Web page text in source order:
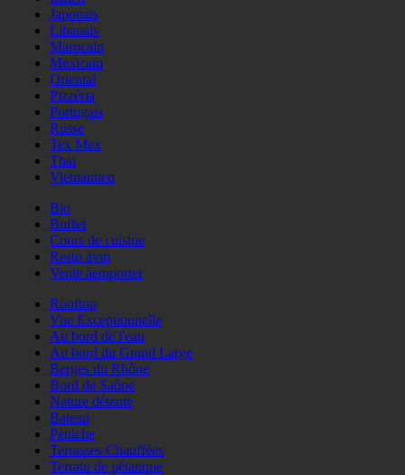
Japonais
Libanais
Marocain
Mexicain
Oriental
Pizzéria
Portugais
Russe
Tex Mex
Thaï
Vietnamien
Bio
Buffet
Cours de cuisine
Resto àvin
Vente àemporter
Rooftop
Vue Exceptionnelle
Au bord de l'eau
Au bord du Grand Large
Berges du Rhône
Bord de Saône
Nature détente
Bateau
Péniche
Terrasses Chauffées
Terrain de pétanque